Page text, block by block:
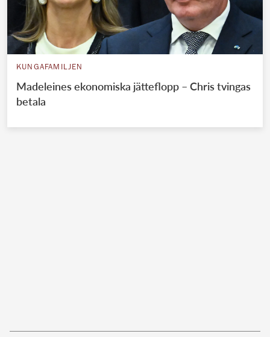
KUNGAFAMILJEN
Madeleines ekonomiska jätteflopp – Chris tvingas
betala